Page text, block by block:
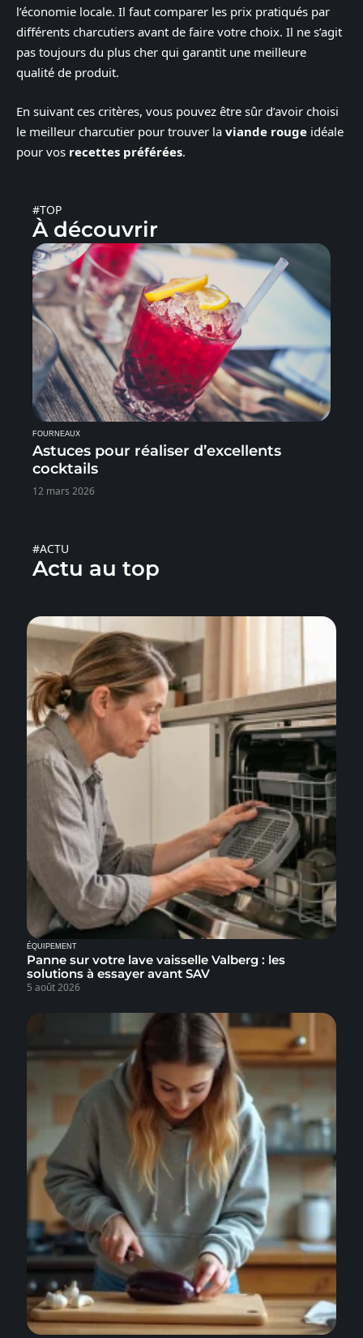
l’économie locale. Il faut comparer les prix pratiqués par
différents charcutiers avant de faire votre choix. Il ne s’agit
pas toujours du plus cher qui garantit une meilleure
qualité de produit.
En suivant ces critères, vous pouvez être sûr d’avoir choisi
le meilleur charcutier pour trouver la viande rouge idéale
pour vos recettes préférées.
#TOP
À découvrir
FOURNEAUX
Astuces pour réaliser d’excellents
cocktails
12 mars 2026
#ACTU
Actu au top
ÉQUIPEMENT
Panne sur votre lave vaisselle Valberg : les
solutions à essayer avant SAV
5 août 2026